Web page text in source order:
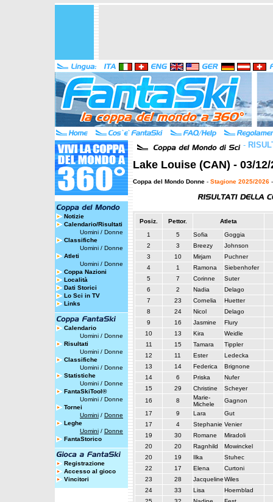
Notizie
Calendario/Risultati
Uomini / Donne
Classifiche
Uomini / Donne
Atleti
Uomini / Donne
Coppa Nazioni
Località
Dati Storici
Lo Sci in TV
Links
Calendario
Uomini / Donne
Risultati
Uomini / Donne
Classifiche
Uomini / Donne
Statistiche
Uomini / Donne
FantaSkiTool®
Uomini / Donne
Tornei
Uomini / Donne
Leghe
Uomini / Donne
FantaStorico
Registrazione
Accesso al gioco
Vincitori
-
Lake Louise (CAN) - 03/
Coppa del Mondo Donne - Stagione 2025/2026
Posiz. Pettor. Atleta
1
5 Sofia
Goggia
2
3 Breezy
Johnson
3
10 Mirjam
Puchner
4
1 Ramona
Siebenhofer
5
7 Corinne
Suter
6
2 Nadia
Delago
7
23 Cornelia
Huetter
8
24 Nicol
Delago
9
16 Jasmine
Flury
10
13 Kira
Weidle
11
15 Tamara
Tippler
12
11 Ester
Ledecka
13
14 Federica
Brignone
14
6 Priska
Nufer
15
29 Christine
Scheyer
16
8
Marie-
Michele
Gagnon
17
9 Lara
Gut
17
4 Stephanie Venier
19
30 Romane
Miradoli
20
20 Ragnhild
Mowinckel
20
19 Ilka
Stuhec
22
17 Elena
Curtoni
23
28 JacquelineWiles
24
33 Lisa
Hoernblad